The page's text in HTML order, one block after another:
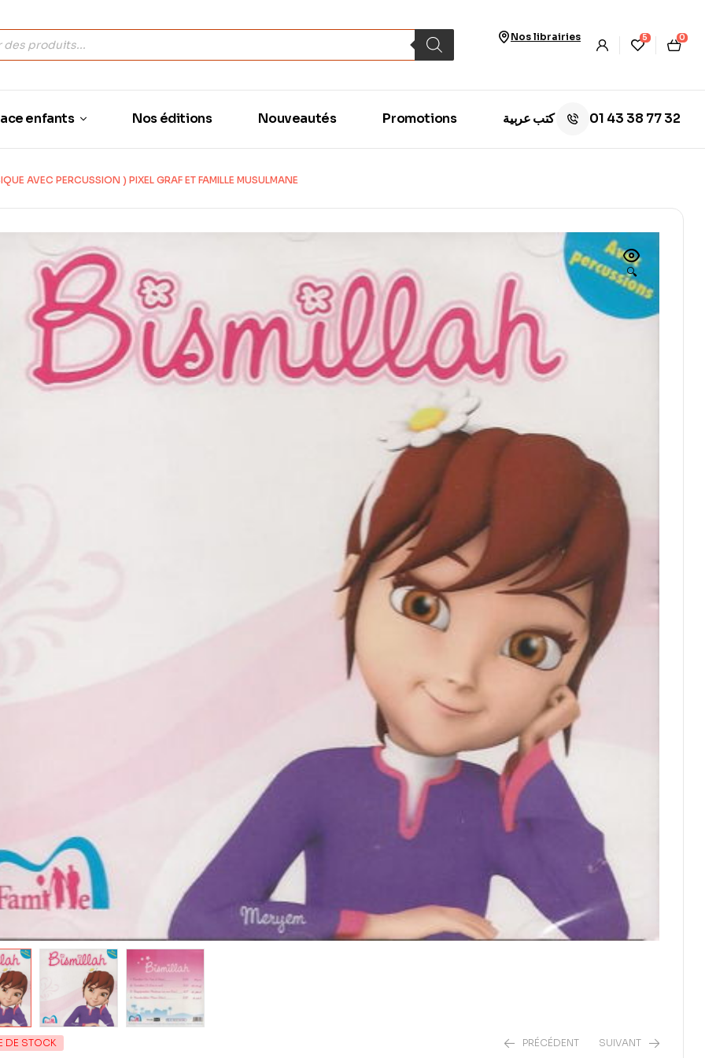
Nos librairies 5 0
enfants Nos éditions Nouveautés Promotions كتب عربية 01 43 38 77 32
AVEC PERCUSSION ) PIXEL GRAF ET FAMILLE MUSULMANE
🔍
DE STOCK PRÉCÉDENT SUIVANT